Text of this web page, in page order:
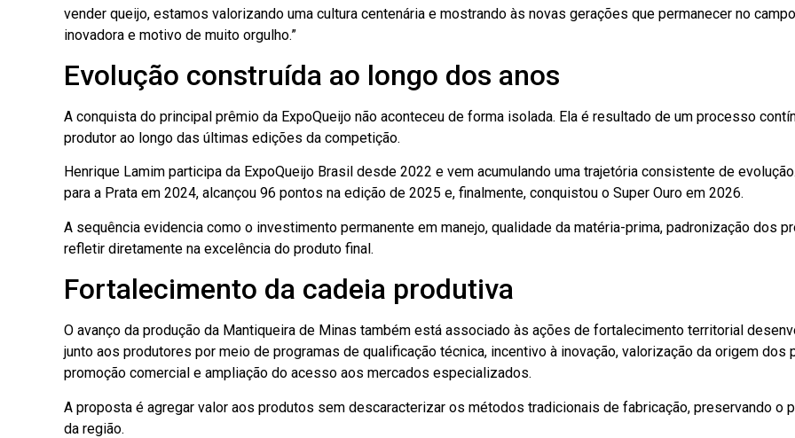
vender queijo, estamos valorizando uma cultura centenária e mostrando às novas gerações que permanecer no
inovadora e motivo de muito orgulho.”
Evolução construída ao longo dos anos
A conquista do principal prêmio da ExpoQueijo não aconteceu de forma isolada. Ela é resultado de um processo
produtor ao longo das últimas edições da competição.
Henrique Lamim participa da ExpoQueijo Brasil desde 2022 e vem acumulando uma trajetória consistente de
para a Prata em 2024, alcançou 96 pontos na edição de 2025 e, finalmente, conquistou o Super Ouro em 2026.
A sequência evidencia como o investimento permanente em manejo, qualidade da matéria-prima, padronização dos
refletir diretamente na excelência do produto final.
Fortalecimento da cadeia produtiva
O avanço da produção da Mantiqueira de Minas também está associado às ações de fortalecimento territorial
junto aos produtores por meio de programas de qualificação técnica, incentivo à inovação, valorização da origem
promoção comercial e ampliação do acesso aos mercados especializados.
A proposta é agregar valor aos produtos sem descaracterizar os métodos tradicionais de fabricação, preservando o
da região.